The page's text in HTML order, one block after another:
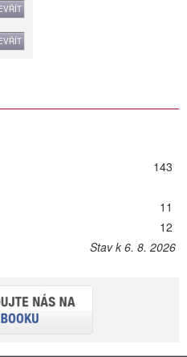
143
11
12
Stav k 6. 8. 2026